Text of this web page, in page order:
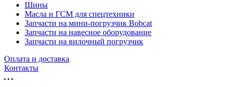
Шины
Масла и ГСМ для спецтехники
Запчасти на мини-погрузчик Bobcat
Запчасти на навесное оборудование
Запчасти на вилочный погрузчик
Оплата и доставка
Контакты